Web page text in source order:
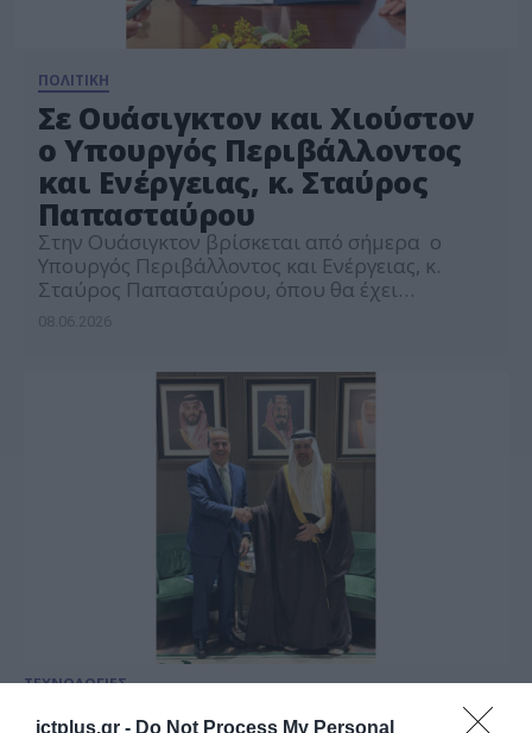
ictplus.gr - Do Not Process My Personal
ΠΟΛΙΤΙΚΗ
Σε Ουάσιγκτον και Χιούστον
ο Υπουργός Περιβάλλοντος
και Ενέργειας, κ. Σταύρος
Παπασταύρου
Στην Ουάσιγκτον βρίσκεται από σήμερα ο
Υπουργός Περιβάλλοντος και Ενέργειας, κ.
Σταύρος Παπασταύρου, όπου θα έχει
East Med Gas Forum (EMGF), με αντικείμενο τις
ενεργειακές εξελίξεις στην Ανατολική Μεσόγειο.
Στο επίκεντρο της συζήτησης θα τεθούν […]
ΤΕΧΝΟΛΟΓΙΕΣ
East-Med Corridor: Κεντρικός